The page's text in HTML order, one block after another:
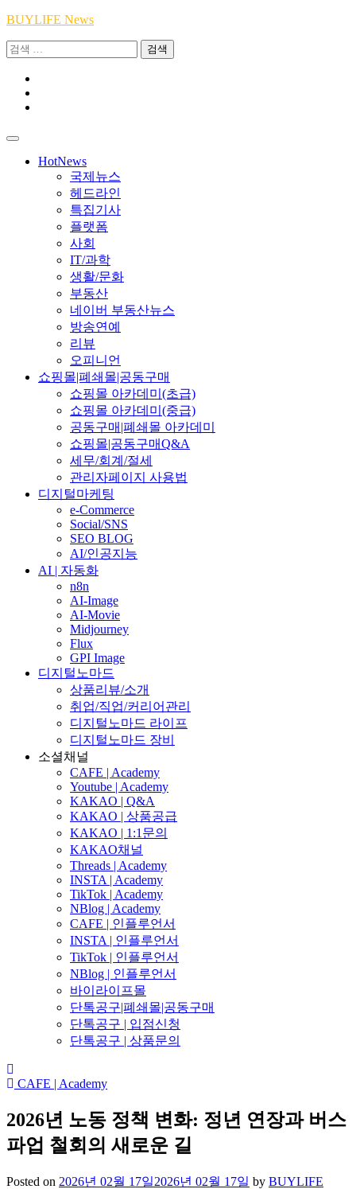
Skip
content
BUYLIFE News
검
HotNews
국제뉴스
헤드라인
특집기사
플랫폼
사회
IT/과학
생활/문화
부동산
네이버 부동산뉴스
방송연예
리뷰
오피니언
쇼핑몰|폐쇄몰|공동구매
쇼핑몰 아카데미(초급)
쇼핑몰 아카데미(중급)
공동구매|폐쇄몰 아카데미
쇼핑몰|공동구매Q&A
세무/회계/절세
관리자페이지 사용법
디지털마케팅
e-Commerce
Social/SNS
SEO BLOG
AI/인공지능
AI | 자동화
n8n
AI-Image
AI-Movie
Midjourney
Flux
GPI Image
디지털노마드
상품리뷰/소개
취업/직업/커리어관리
디지털노마드 라이프
디지털노마드 장비
소셜채널
CAFE | Academy
Youtube | Academy
KAKAO | Q&A
KAKAO | 상품공급
KAKAO | 1:1문의
KAKAO채널
Threads | Academy
INSTA | Academy
TikTok | Academy
NBlog | Academy
CAFE | 인플루언서
INSTA | 인플루언서
TikTok | 인플루언서
NBlog | 인플루언서
바이라이프몰
단톡공구|폐쇄몰|공동구매
단톡공구 | 입점신청
단톡공구 | 상품문의
CAFE | Academy
2026년 노동 정책 변화: 정년 연장과 버스
파업 철회의 새로운 길
Posted on 2026년 02월 17일2026년 02월 17일 by BUYLIFE